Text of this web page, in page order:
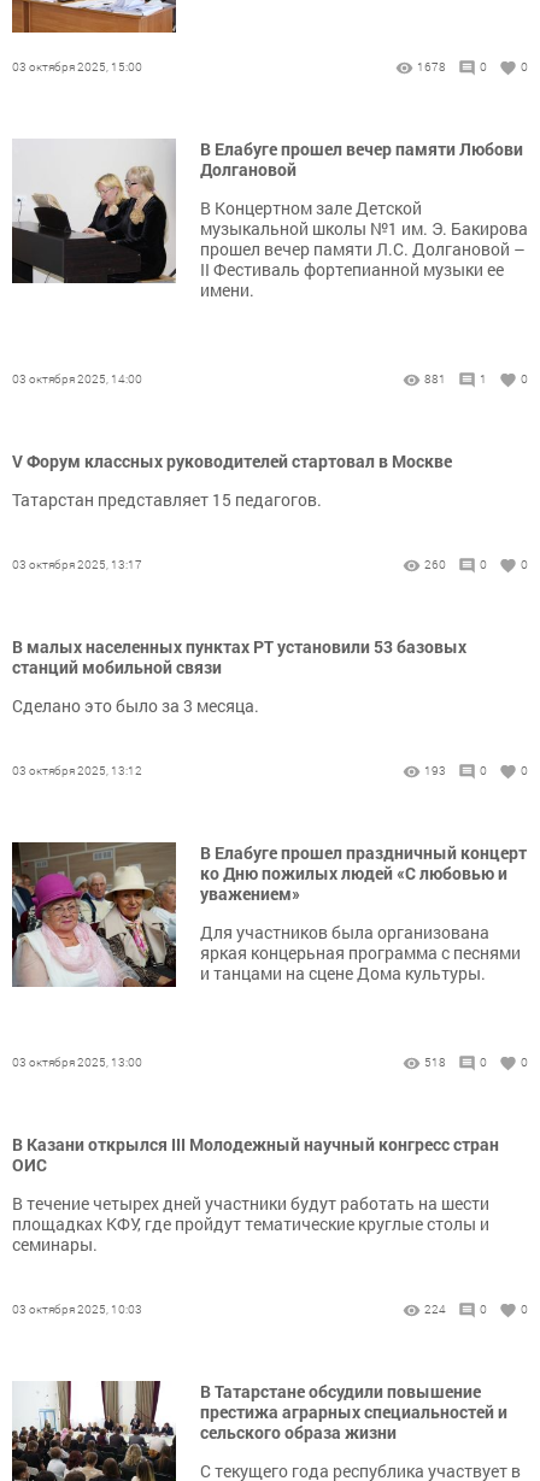
03 октября 2025, 15:00 1678 0 0
В Елабуге прошел вечер памяти Любови
Долгановой
В Концертном зале Детской
музыкальной школы №1 им. Э. Бакирова
прошел вечер памяти Л.С. Долгановой –
II Фестиваль фортепианной музыки ее
имени.
03 октября 2025, 14:00 881 1 0
V Форум классных руководителей стартовал в Москве
Татарстан представляет 15 педагогов.
03 октября 2025, 13:17 260 0 0
В малых населенных пунктах РТ установили 53 базовых
станций мобильной связи
Сделано это было за 3 месяца.
03 октября 2025, 13:12 193 0 0
В Елабуге прошел праздничный концерт
ко Дню пожилых людей «С любовью и
уважением»
Для участников была организована
яркая концерьная программа с песнями
и танцами на сцене Дома культуры.
03 октября 2025, 13:00 518 0 0
В Казани открылся III Молодежный научный конгресс стран
ОИС
В течение четырех дней участники будут работать на шести
площадках КФУ, где пройдут тематические круглые столы и
семинары.
03 октября 2025, 10:03 224 0 0
В Татарстане обсудили повышение
престижа аграрных специальностей и
сельского образа жизни
С текущего года республика участвует в